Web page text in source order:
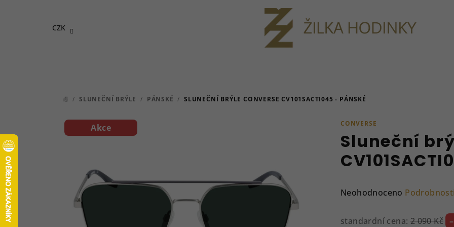
CZK
DOMŮ
/ SLUNEČNÍ BRÝLE / PÁNSKÉ / SLUNEČNÍ BRÝLE CONVERSE CV101SACTI045 - PÁNSKÉ
CONVERSE
Sluneční
Průměrné
produktu
Neohodnoceno
standardní cena: 2 090 Kč
Akce